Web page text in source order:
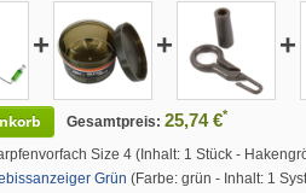
+ + +
Gesamtpreis: 25,74 €*
Size 4 (Inhalt: 1 Stück -
Grün (Farbe: grün - Inhalt: 1